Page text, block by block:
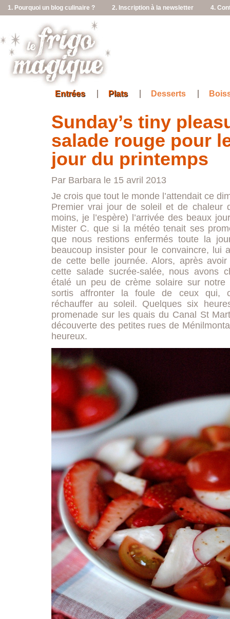
1. Pourquoi un blog culinaire ? 2. Inscription à la newsletter 4.
Entrées Plats Desserts
Sunday’s tiny
salade rouge pour
jour du printemps
Par Barbara le 15 avril 2013
Je crois que tout le monde l’attendait ce
Premier vrai jour de soleil et de chaleur
moins, je l’espère) l’arrivée des beaux
Mister C. que si la météo tenait ses
que nous restions enfermés toute la
beaucoup insister pour le convaincre, lui
de cette belle journée. Alors, après
cette salade sucrée-salée, nous avons
étalé un peu de crème solaire sur notre
sortis affronter la foule de ceux qui,
réchauffer au soleil. Quelques six
promenade sur les quais du Canal St
découverte des petites rues de
heureux.